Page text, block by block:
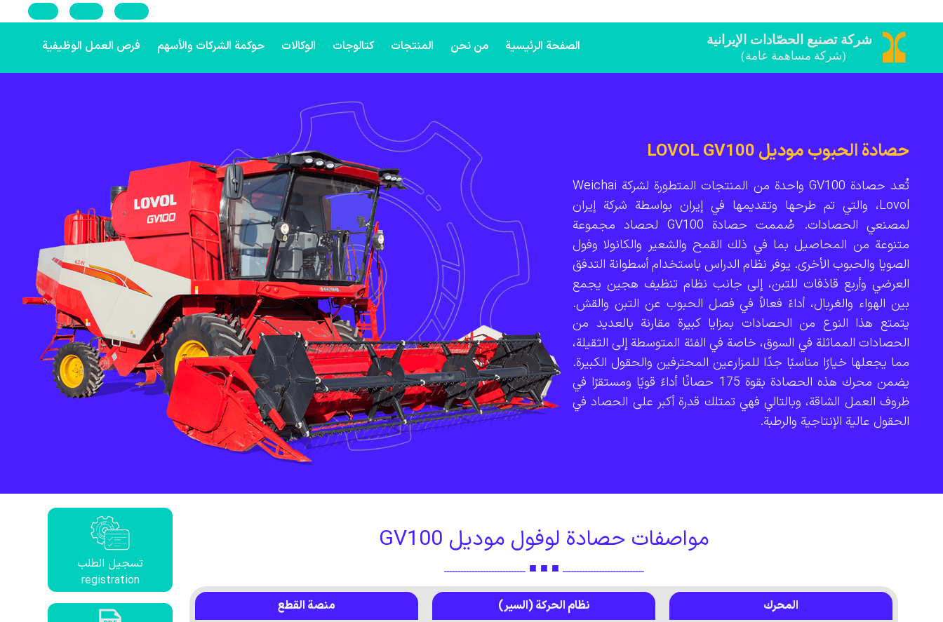
الصفحة الرئيسية من نحن المنتجات كتالوجات الوكالات حوكمة الشركات والأسهم فرص العمل الوظيفية
حصادة الحبوب موديل LOVOL GV100
تُعد حصادة GV100 واحدة من المنتجات المتطورة لشركة Weichai
Lovol، والتي تم طرحها وتقديمها في إيران بواسطة شركة إيران
لمصنعي الحصادات. صُممت حصادة GV100 لحصاد مجموعة
متنوعة من المحاصيل بما في ذلك القمح والشعير والكانولا وفول
الصويا والحبوب الأخرى. يوفر نظام الدراس باستخدام أسطوانة التدفق
العرضي وأربع قاذفات للتبن، إلى جانب نظام تنظيف هجين يجمع
بين الهواء والغربال، أداءً فعالاً في فصل الحبوب عن التبن والقش.
يتمتع هذا النوع من الحصادات بمزايا كبيرة مقارنة بالعديد من
الحصادات المماثلة في السوق، خاصة في الفئة المتوسطة إلى الثقيلة،
مما يجعلها خيارًا مناسبًا جدًا للمزارعين المحترفين والحقول الكبيرة.
يضمن محرك هذه الحصادة بقوة 175 حصانًا أداءً قويًا ومستقرًا في
ظروف العمل الشاقة، وبالتالي فهي تمتلك قدرة أكبر على الحصاد في
الحقول عالية الإنتاجية والرطبة.
مواصفات حصادة لوفول موديل GV100
ـــــــــــــــــــــــــــــ ■ ■ ■ ـــــــــــــــــــــــــــــ
المحرك
نظام الحركة (السير)
منصة القطع
تسجيل الطلب
registration